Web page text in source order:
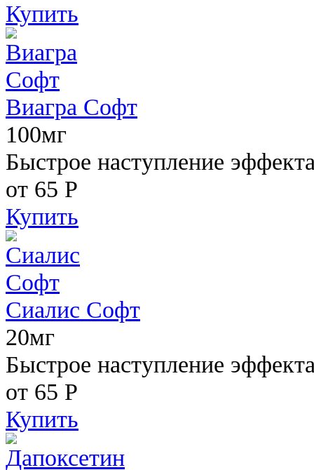
Купить
Виагра Софт
100мг
Быстрое наступление
от 65 Р
Купить
Сиалис Софт
20мг
Быстрое наступление
от 65 Р
Купить